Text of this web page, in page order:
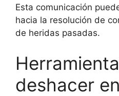
Esta comunicación
hacia la resolución de
de heridas pasadas.
deshacer